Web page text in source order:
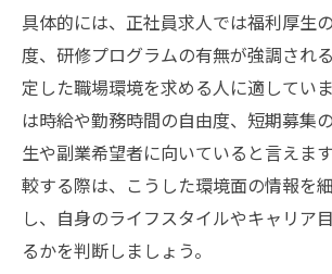
採用環境が働き方に与える影
で確認
求人広告で読み解くバイトと
要素
採用視点で考える働きやすい
バイトと正社員で異なる採用
求人選びで失敗しないための
法
具体的には、正社員求人では福利厚生
度、研修プログラムの有無が強調され
定した職場環境を求める人に適してい
は時給や勤務時間の自由度、短期募集
生や副業希望者に向いていると言えま
較する際は、こうした環境面の情報を
し、自身のライフスタイルやキャリア
るかを判断しましょう。